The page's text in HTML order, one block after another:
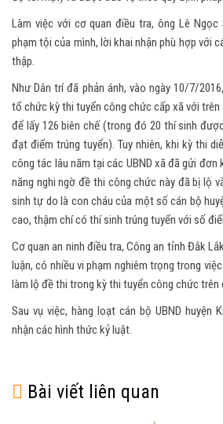
Làm việc với cơ quan điều tra, ông Lê Ngọc
phạm tội của mình, lời khai nhận phù hợp với
thập.
Như Dân trí đã phản ánh, vào ngày 10/7/
tổ chức kỳ thi tuyển công chức cấp xã với trên
để lấy 126 biên chế (trong đó 20 thí sinh
đạt điểm trúng tuyển). Tuy nhiên, khi kỳ thi
công tác lâu năm tại các UBND xã đã gửi đơn
năng nghi ngờ đề thi công chức này đã bị lộ
sinh tự do là con cháu của một số cán bộ
cao, thậm chí có thí sinh trúng tuyển với số
Cơ quan an ninh điều tra, Công an tỉnh Đắk
luận, có nhiều vi phạm nghiêm trọng trong
làm lộ đề thi trong kỳ thi tuyển công chức trên
Sau vụ việc, hàng loạt cán bộ UBND huyện
nhận các hình thức kỷ luật.
Bài viết liên quan